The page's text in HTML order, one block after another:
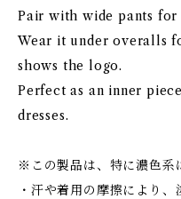
Pair with wide pants
Wear it under overalls
shows the logo.
Perfect as an inner
dresses.
※この製品は、特に濃色系
・汗や着用の摩擦により